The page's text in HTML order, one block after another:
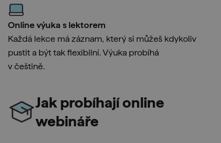
Jak probíhají online
webináře
Online výuka s lektorem
Každá lekce má záznam, který si můžeš kdykoliv
pustit a být tak flexibilní. Výuka probíhá
v češtině.